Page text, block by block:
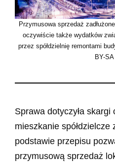
Przymusowa sprzedaż
oczywiście także wydatków
przez spółdzielnię remontami
BY-
Sprawa dotyczyła
mieszkanie spółdzielcze
podstawie przepisu
przymusową sprzedaż